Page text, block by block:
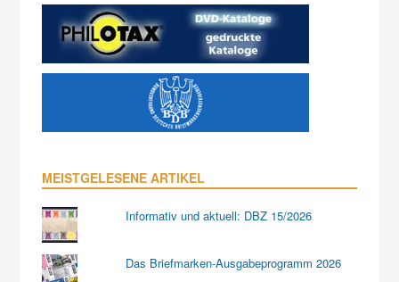
MEISTGELESENE ARTIKEL
Informativ und aktuell: DBZ 15/2026
Das Briefmarken-Ausgabeprogramm 2026